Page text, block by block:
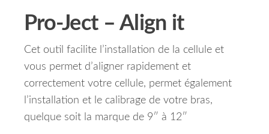
Pro-Ject – Align it
Cet outil facilite l’installation de la cellule et
vous permet d’aligner rapidement et
correctement votre cellule, permet également
l’installation et le calibrage de votre bras,
quelque soit la marque de 9″ à 12″